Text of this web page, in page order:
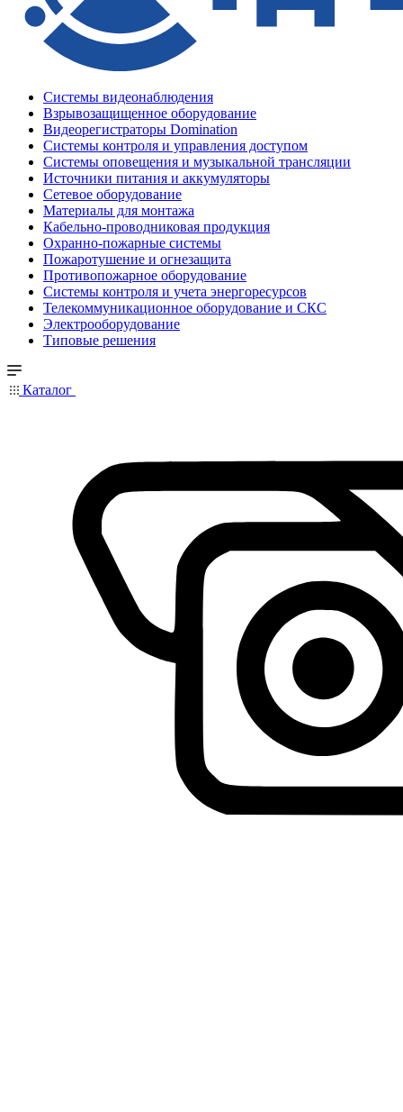
Системы видеонаблюдения
Взрывозащищенное оборудование
Видеорегистраторы Domination
Системы контроля и управления доступом
Системы оповещения и музыкальной трансляции
Источники питания и аккумуляторы
Сетевое оборудование
Материалы для монтажа
Кабельно-проводниковая продукция
Охранно-пожарные системы
Пожаротушение и огнезащита
Противопожарное оборудование
Системы контроля и учета энергоресурсов
Телекоммуникационное оборудование и СКС
Электрооборудование
Типовые решения
Каталог